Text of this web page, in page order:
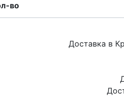
во
Доставка в